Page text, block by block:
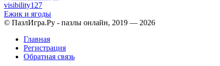
visibility127
Ежик и ягоды
© ПазлИгра.Ру - пазлы онлайн, 2019 — 2026
Главная
Регистрация
Обратная связь